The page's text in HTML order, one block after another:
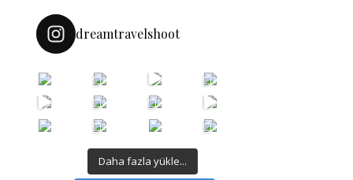
dreamtravelshoot
Daha fazla yükle...